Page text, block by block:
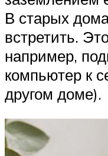
В старых
встретить.
например,
компьютер к
другом доме).